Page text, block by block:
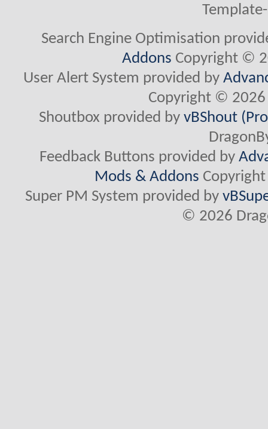
Search Engine Optimisation
Addons Copyright ©
User Alert System provided by
Copyright © 2026
Shoutbox provided byvBShout
Feedback Buttons provided by
Mods & Addons
Super PM System provided by
© 2026